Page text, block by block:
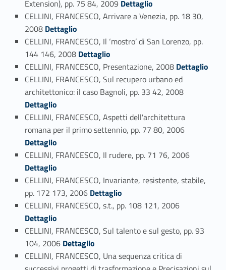
Extension), pp. 75 84, 2009 Dettaglio
CELLINI, FRANCESCO, Arrivare a Venezia, pp. 18 30,
2008 Link identifier #identifier_person_39570-75
Dettaglio
CELLINI, FRANCESCO, Il ‘mostro’ di San Lorenzo, pp.
144 146, 2008 Link identifier #identifier_person_9870-76
Dettaglio
CELLINI, FRANCESCO, Presentazione, 2008 Link identifier #identifier_person_63102-77
Dettaglio
CELLINI, FRANCESCO, Sul recupero urbano ed
architettonico: il caso Bagnoli, pp. 33 42, 2008Link identifier #identifier_person_72840-78
Dettaglio
CELLINI, FRANCESCO, Aspetti dell'architettura
romana per il primo settennio, pp. 77 80, 2006
Dettaglio
CELLINI, FRANCESCO, Il rudere, pp. 71 76, 2006
Dettaglio
CELLINI, FRANCESCO, Invariante, resistente, stabile,
pp. 172 173, 2006 Link identifier #identifier_person_185318-81
Dettaglio
CELLINI, FRANCESCO, s.t., pp. 108 121, 2006
Dettaglio
CELLINI, FRANCESCO, Sul talento e sul gesto, pp. 93
104, 2006 Link identifier #identifier_person_10048-83
Dettaglio
CELLINI, FRANCESCO, Una sequenza critica di